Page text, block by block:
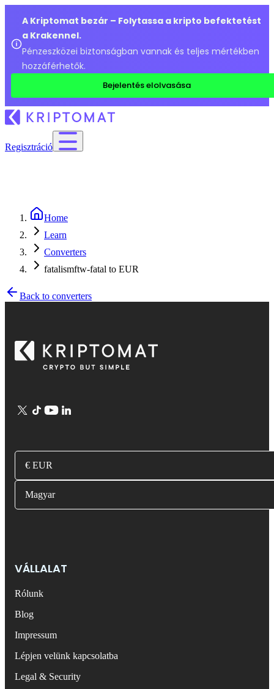
A Kriptomat bezár – Folytassa a kripto befektetést
a Krakennel.
Pénzeszközei biztonságban vannak és teljes mértékben
hozzáférhetők.
Bejelentés elolvasása
Regisztráció
Home
Learn
Converters
fatalismftw-fatal to EUR
Back to converters
€ EUR
Magyar
VÁLLALAT
Rólunk
Blog
Impressum
Lépjen velünk kapcsolatba
Legal & Security